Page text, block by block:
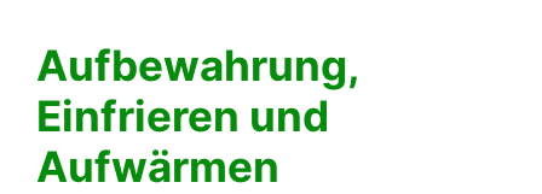
Aufbewahrung,
Einfrieren und
Aufwärmen